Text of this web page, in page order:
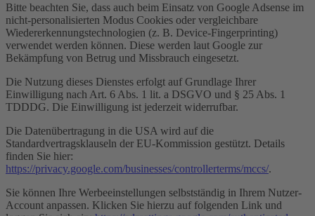
Bitte beachten Sie, dass auch beim Einsatz von Google Adsense im
nicht-personalisierten Modus Cookies oder vergleichbare
Wiedererkennungstechnologien (z. B. Device-Fingerprinting)
verwendet werden können. Diese werden laut Google zur
Bekämpfung von Betrug und Missbrauch eingesetzt.
Die Nutzung dieses Dienstes erfolgt auf Grundlage Ihrer
Einwilligung nach Art. 6 Abs. 1 lit. a DSGVO und § 25 Abs. 1
TDDDG. Die Einwilligung ist jederzeit widerrufbar.
Die Datenübertragung in die USA wird auf die
Standardvertragsklauseln der EU-Kommission gestützt. Details
finden Sie hier:
https://privacy.google.com/businesses/controllerterms/mccs/.
Sie können Ihre Werbeeinstellungen selbstständig in Ihrem Nutzer-
Account anpassen. Klicken Sie hierzu auf folgenden Link und